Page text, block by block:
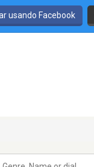
usando Facebook